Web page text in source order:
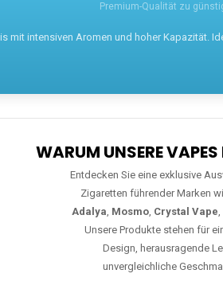
Premium-Qualität zu
mit intensiven Aromen und hoher
WARUM UNSERE
Entdecken Sie eine exklusive
Zigaretten führender Marken
Adalya, Mosmo, Crystal Vape,
Unsere Produkte stehen für
Design, herausragende
unvergleichliche